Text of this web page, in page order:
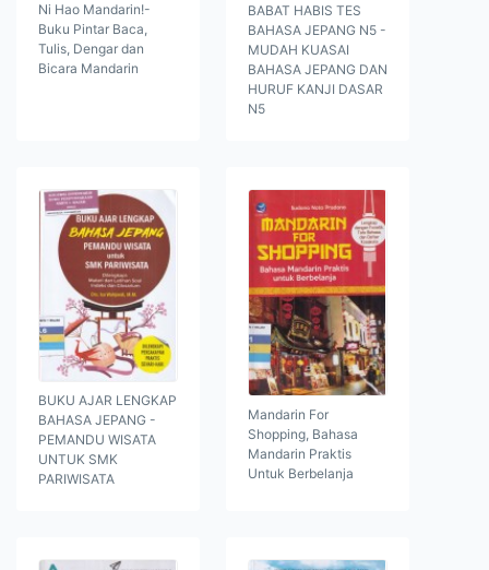
Ni Hao Mandarin!-
Buku Pintar Baca,
Tulis, Dengar dan
Bicara Mandarin
BABAT HABIS TES
BAHASA JEPANG N5 -
MUDAH KUASAI
BAHASA JEPANG DAN
HURUF KANJI DASAR
N5
BUKU AJAR LENGKAP
BAHASA JEPANG -
PEMANDU WISATA
UNTUK SMK
PARIWISATA
Mandarin For
Shopping, Bahasa
Mandarin Praktis
Untuk Berbelanja